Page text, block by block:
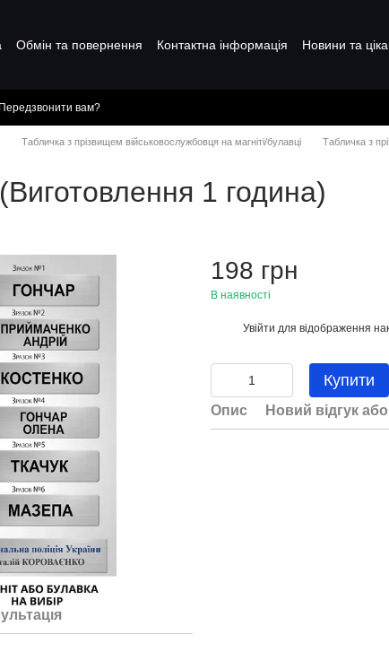
Обмін та повернення Контактна інформація Новини та
Передзвонити вам?
Табличка з прізвищем військовослужбовця на магніті/булавці
Табличка з
1 година)
198 грн
В наявності
Увійти для відображення
Купити
Опис Новий відгук